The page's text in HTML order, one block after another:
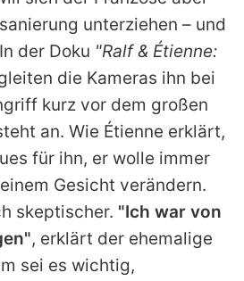
runterladen
Team
Richtlinien
Impressum
verwalten
unterziehen – und
der Doku "Ralf& Étienne:
die Kameras ihn bei
kurz vor dem großen
an. Wie Étienne erklärt,
für ihn, er wolle immer
Gesicht verändern.
skeptischer. "Ich war von
, erklärt der ehemalige
sei es wichtig,